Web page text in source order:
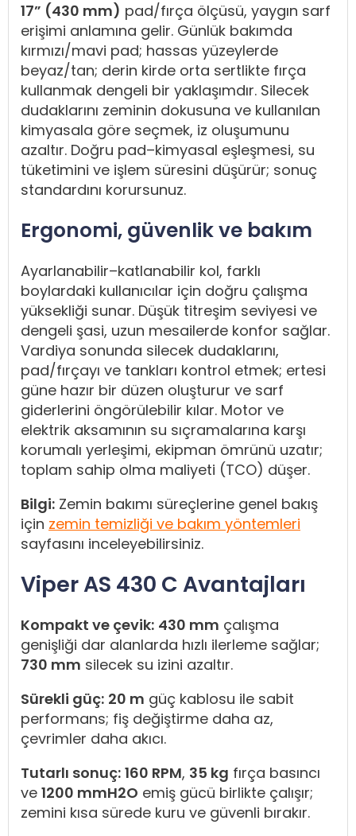
17” (430 mm) pad/fırça ölçüsü, yaygın sarf
erişimi anlamına gelir. Günlük bakımda
kırmızı/mavi pad; hassas yüzeylerde
beyaz/tan; derin kirde orta sertlikte fırça
kullanmak dengeli bir yaklaşımdır. Silecek
dudaklarını zeminin dokusuna ve kullanılan
kimyasala göre seçmek, iz oluşumunu
azaltır. Doğru pad–kimyasal eşleşmesi, su
tüketimini ve işlem süresini düşürür; sonuç
standardını korursunuz.
Ergonomi, güvenlik ve bakım
Ayarlanabilir–katlanabilir kol, farklı
boylardaki kullanıcılar için doğru çalışma
yüksekliği sunar. Düşük titreşim seviyesi ve
dengeli şasi, uzun mesailerde konfor sağlar.
Vardiya sonunda silecek dudaklarını,
pad/fırçayı ve tankları kontrol etmek; ertesi
güne hazır bir düzen oluşturur ve sarf
giderlerini öngörülebilir kılar. Motor ve
elektrik aksamının su sıçramalarına karşı
korumalı yerleşimi, ekipman ömrünü uzatır;
toplam sahip olma maliyeti (TCO) düşer.
Bilgi: Zemin bakımı süreçlerine genel bakış
için zemin temizliği ve bakım yöntemleri
sayfasını inceleyebilirsiniz.
Viper AS 430 C Avantajları
Kompakt ve çevik: 430 mm çalışma
genişliği dar alanlarda hızlı ilerleme sağlar;
730 mm silecek su izini azaltır.
Sürekli güç: 20 m güç kablosu ile sabit
performans; fiş değiştirme daha az,
çevrimler daha akıcı.
Tutarlı sonuç: 160 RPM, 35 kg fırça basıncı
ve 1200 mmH2O emiş gücü birlikte çalışır;
zemini kısa sürede kuru ve güvenli bırakır.